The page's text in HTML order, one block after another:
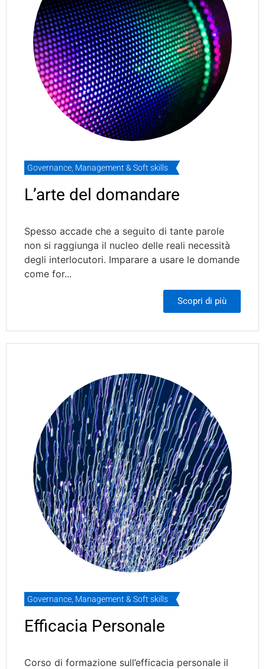
Governance Management & Soft skills
L’arte del domandare
Spesso accade che a seguito di tante parole
non si raggiunga il nucleo delle reali necessità
degli interlocutori. Imparare a usare le domande
come for...
Scopri di più
Governance Management & Soft skills
Efficacia Personale
Corso di formazione sull’efficacia personale il